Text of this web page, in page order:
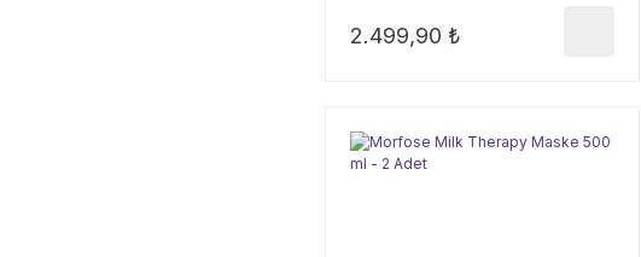
2.499,90 ₺